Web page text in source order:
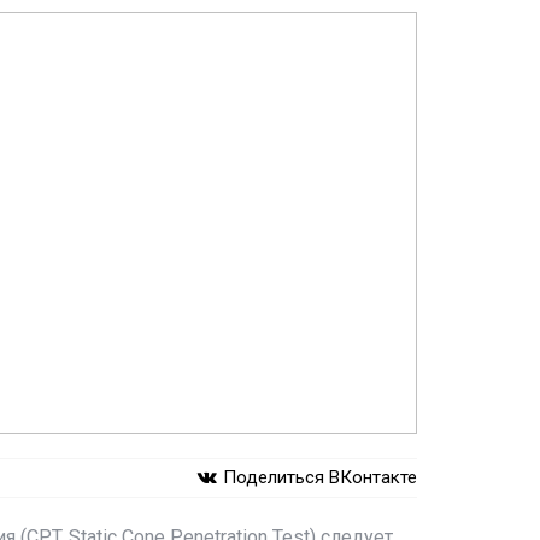
Поделиться ВКонтакте